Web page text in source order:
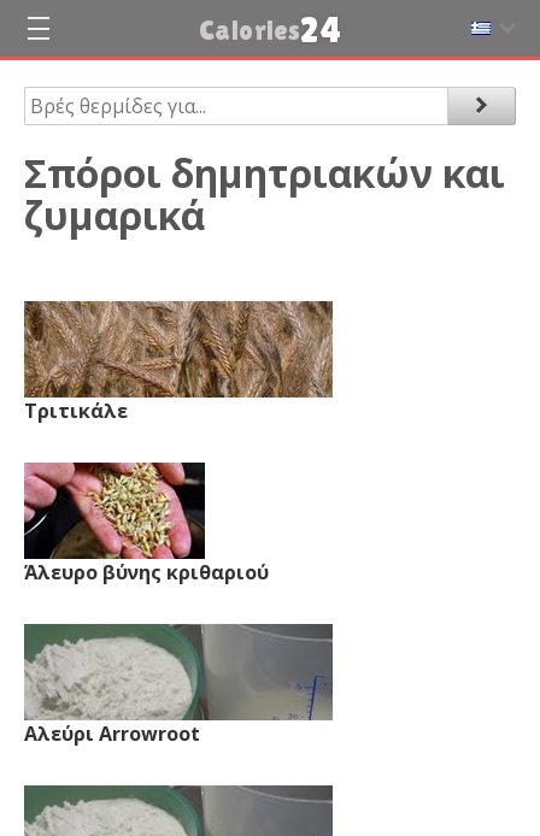
Calories24
Σπόροι δημητριακών και
ζυμαρικά
Τριτικάλε
Άλευρο βύνης κριθαριού
Αλεύρι Arrowroot